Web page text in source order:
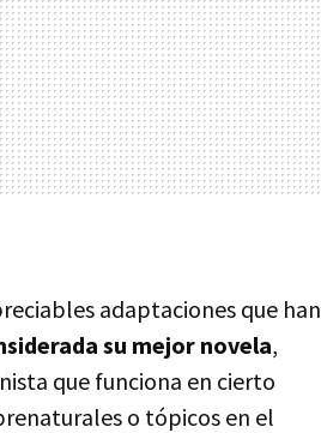
adaptaciones que han
su mejor novela,
que funciona en cierto
o tópicos en el